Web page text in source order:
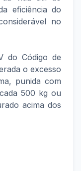
eficiência do
no
do Código de
o excesso
punida com
500 kg ou
acima dos